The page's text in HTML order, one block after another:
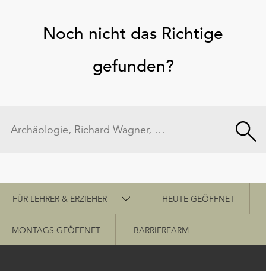
Noch nicht das Richtige
gefunden?
Schnellzugriff
FÜR LEHRER & ERZIEHER HEUTE GEÖFFNET
MONTAGS GEÖFFNET BARRIEREARM